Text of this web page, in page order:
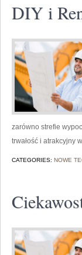
DIY i
zarówno strefie
trwałość i atrakcyjny
CATEGORIES: NOWE